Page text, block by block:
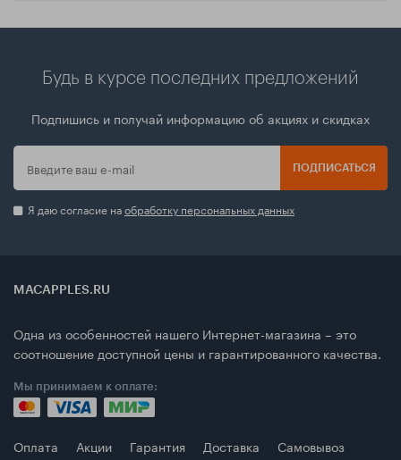
Будь в курсе последних предложений
Подпишись и получай информацию об акциях и скидках
ПОДПИСАТЬСЯ
Я даю согласие наобработку персональных данных
MACAPPLES.RU
Одна из особенностей нашего Интернет-магазина – это
соотношение доступной цены и гарантированного качества.
Мы принимаем к оплате:
Оплата Акции Гарантия Доставка
Самовывоз